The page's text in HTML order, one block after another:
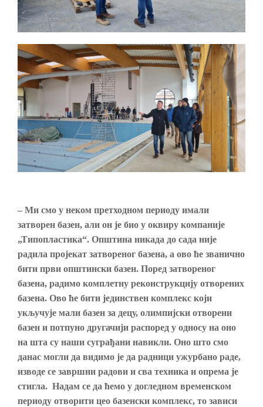
– Ми смо у неком претходном периоду имали
затворен базен, али он је био у оквиру компаније
„Типопластика“. Општина никада до сада није
радила пројекат затвореног базена, а ово ће званично
бити први општински базен. Поред затвореног
базена, радимо комплетну реконструкцију отворених
базена. Ово ће бити јединствен комплекс који
укључује мали базен за децу, олимпијски отворени
базен и потпуно другачији распоред у односу на оно
на шта су наши суграђани навикли. Оно што смо
данас могли да видимо је да радници ужурбано раде,
изводе се завршни радови и сва техника и опрема је
стигла. Надам се да ћемо у догледном временском
периоду отворити цео базенски комплекс, то зависи